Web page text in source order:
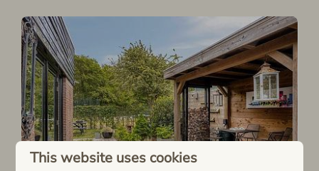
This website uses cookies